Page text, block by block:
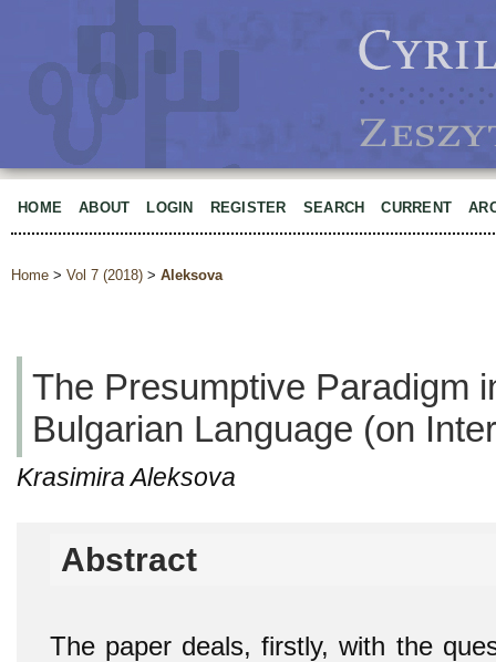
HOME ABOUT LOGIN REGISTER SEARCH CURRENT
Home > Vol 7 (2018) > Aleksova
The Presumptive Paradigm
Bulgarian Language (on
Krasimira Aleksova
Abstract
The paper deals, firstly, with the